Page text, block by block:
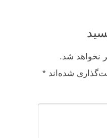
نخواهد شد.
شده‌اند *